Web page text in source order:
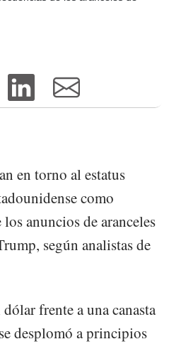
en torno al estatus
como
anuncios de aranceles
según analistas de
frente a una canasta
desplomó a principios